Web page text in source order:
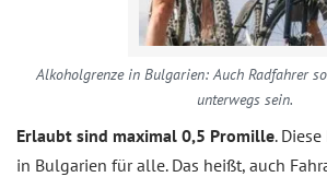
Alkoholgrenze in Bulgarien: Auch Radfahrer
unterwegs sein.
Erlaubt sind maximal 0,5 Promille.
in Bulgarien für alle. Das heißt, auch